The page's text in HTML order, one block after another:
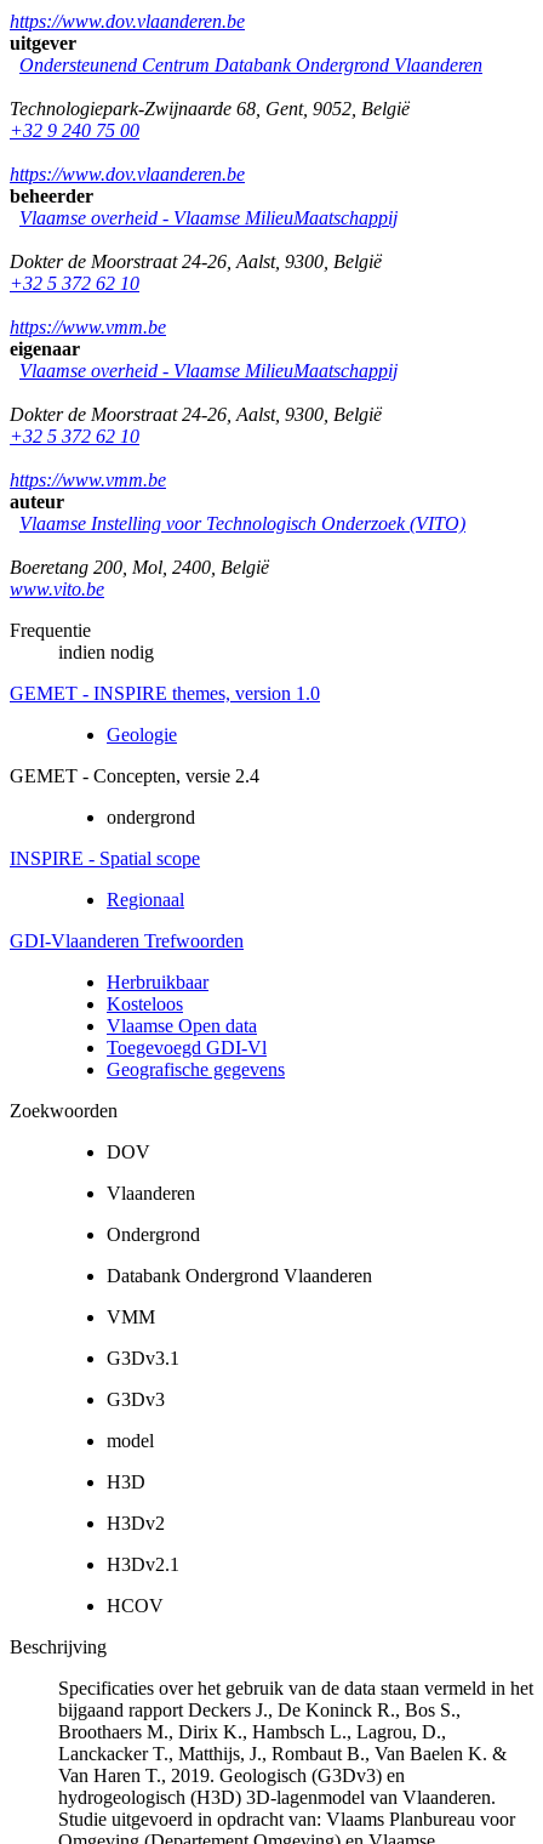
https://www.dov.vlaanderen.be
uitgever
Ondersteunend Centrum Databank Ondergrond Vlaanderen
Technologiepark-Zwijnaarde 68 Gent, 9052 België
+32 9 240 75 00
https://www.dov.vlaanderen.be
beheerder
Vlaamse overheid - Vlaamse MilieuMaatschappij
Dokter de Moorstraat 24-26 Aalst, 9300 België
+32 5 372 62 10
https://www.vmm.be
eigenaar
Vlaamse overheid - Vlaamse MilieuMaatschappij
Dokter de Moorstraat 24-26 Aalst, 9300 België
+32 5 372 62 10
https://www.vmm.be
auteur
Vlaamse Instelling voor Technologisch Onderzoek (VITO)
Boeretang 200 Mol 2400 België
www.vito.be
Frequentie
indien nodig
GEMET - INSPIRE themes, version 1.0
Geologie
GEMET - Concepten, versie 2.4
ondergrond
INSPIRE - Spatial scope
Regionaal
GDI-Vlaanderen Trefwoorden
Herbruikbaar
Kosteloos
Vlaamse Open data
Toegevoegd GDI-Vl
Geografische gegevens
Zoekwoorden
DOV
Vlaanderen
Ondergrond
Databank Ondergrond Vlaanderen
VMM
G3Dv3.1
G3Dv3
model
H3D
H3Dv2
H3Dv2.1
HCOV
Beschrijving
Specificaties over het gebruik van de data staan vermeld in het
bijgaand rapport Deckers J., De Koninck R., Bos S.,
Broothaers M., Dirix K., Hambsch L., Lagrou, D.,
Lanckacker T., Matthijs, J., Rombaut B., Van Baelen K. &
Van Haren T., 2019. Geologisch (G3Dv3) en
hydrogeologisch (H3D) 3D-lagenmodel van Vlaanderen.
Studie uitgevoerd in opdracht van: Vlaams Planbureau voor